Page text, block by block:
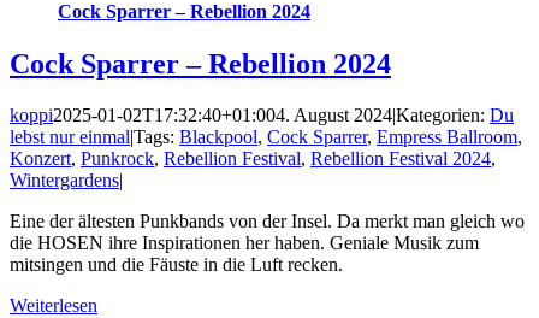
Cock Sparrer – Rebellion 2024
Cock Sparrer – Rebellion 2024
koppi2025-01-02T17:32:40+01:004. August 2024|Kategorien: Du
lebst nur einmal|Tags: Blackpool, Cock Sparrer, Empress Ballroom,
Konzert, Punkrock, Rebellion Festival, Rebellion Festival 2024,
Wintergardens|
Eine der ältesten Punkbands von der Insel. Da merkt man gleich wo
die HOSEN ihre Inspirationen her haben. Geniale Musik zum
mitsingen und die Fäuste in die Luft recken.
Weiterlesen